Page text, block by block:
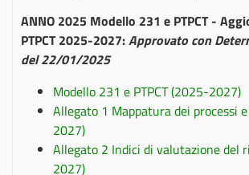
ANNO 2025 Modello 231 e PTPCT -
PTPCT 2025-2027:Approvato con
del 22/01/2025
Modello 231 e PTPCT (2025-2027)
Allegato 1 Mappatura dei processi
2027)
Allegato 2 Indici di valutazione del
2027)